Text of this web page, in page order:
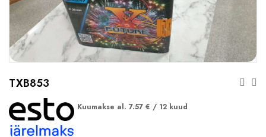
TXB853
Kuumakse al. 7.57 € / 12 kuud